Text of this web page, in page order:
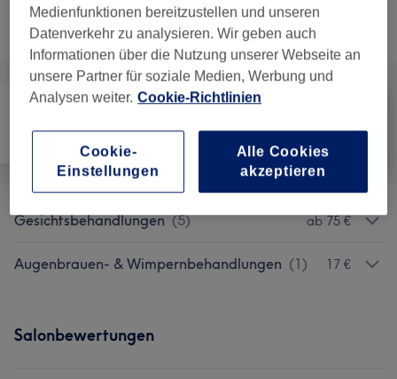
Nicht gefunden wonach du gesucht hast?
Alle Services
Gesichtsbehandlungen (5) ab 75 €
Augenbrauen- & Wimpernbehandlungen (1) 17 €
Salonbewertungen
Medienfunktionen bereitzustellen und unseren
Datenverkehr zu analysieren. Wir geben auch
Informationen über die Nutzung unserer Webseite an
unsere Partner für soziale Medien, Werbung und
Analysen weiter. Cookie-Richtlinien
Cookie-
Einstellungen
Alle Cookies
akzeptieren